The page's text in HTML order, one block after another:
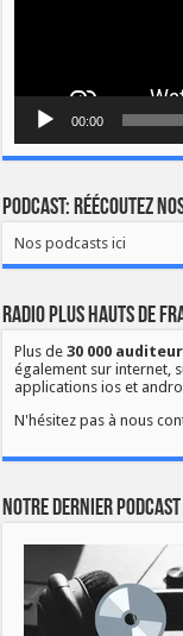
00:00
Podcast: Réécoutez
Nos podcasts ici
Radio Plus Hauts de
Plus de30 000
également sur internet,
applications ios et
N'hésitez pas à nous
Notre dernier podcast